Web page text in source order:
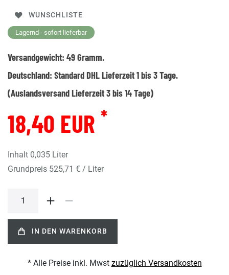
WUNSCHLISTE
Lagernd - sofort lieferbar
Versandgewicht: 49Gramm.
Deutschland: Standard DHL Lieferzeit 1 bis 3 Tage.
(Auslandsversand Lieferzeit 3 bis 14 Tage)
18,40 EUR *
Inhalt 0,035 Liter
Grundpreis 525,71 € / Liter
IN DEN WARENKORB
* Alle Preise inkl. Mwst zuzüglich Versandkosten